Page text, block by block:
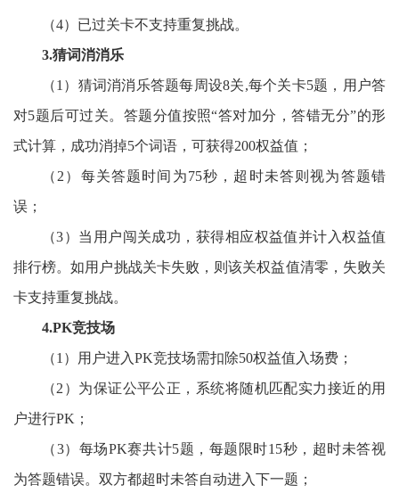
（4）已过关卡不支持重复挑战。
3.猜词消消乐
（1）猜词消消乐答题每周设8关,每个关卡5题，用户答
对5题后可过关。答题分值按照“答对加分，答错无分”的形
式计算，成功消掉5个词语，可获得200权益值；
（ 2）每关答题时间为75秒，超时未答则视为答题错
误；
（3）当用户闯关成功，获得相应权益值并计入权益值
排行榜。如用户挑战关卡失败，则该关权益值清零，失败关
卡支持重复挑战。
4.PK竞技场
（1）用户进入PK竞技场需扣除50权益值入场费；
（2）为保证公平公正，系统将随机匹配实力接近的用
户进行PK；
（3）每场PK赛共计5题，每题限时15秒，超时未答视
为答题错误。双方都超时未答自动进入下一题；